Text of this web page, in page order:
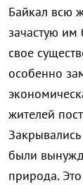
Байкал всю
зачастую им
свое
особенно
жителей
были
природа.